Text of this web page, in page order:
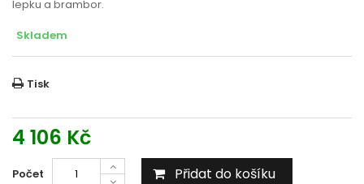
lepku a brambor.
Skladem
Tisk
4 106 Kč
Počet Přidat do košíku